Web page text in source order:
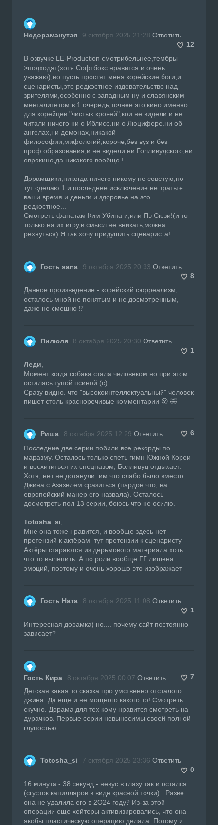
Недораманутая 9 октября 2025 21:28 Ответить
12
В озвучке LE-Production смотрибельнее,тембры
>подходят(хотя Софтбокс нравится и очень
уважаю),но пусть простят меня корейские боги,и
сценаристы,это редкостное издевательство над
зрителями,особенно с западным ну и славянским
менталитетом в 1 очередь,точнее это кино именно
для корейцев "чистых кровей",кои не видели и не
читали ничего ни о Иблисе,ни о Люцифере,ни об
ангелах,ни демонах,никакой
философии,мифологий,короче,без вуз и без
проф.образования,и не видели ни Голливудского,ни
еврокино,да никакого вообще !
Дорамщики,никогда ничего никому не советую,но
тут сделаю 1 и последнее исключение:не тратьте
ваши время и деньги и здоровье на это
редкостное...
Смотреть фанатам Ким Убина и,или Пэ Сюзи!(и то
только на их игру,в смысл не вникать,можна
рехнуться).Я так хочу придушить сценариста!..
Гость sana 9 октября 2025 20:33 Ответить
8
Данное произведение - корейский сюрреализм,
осталось мной не понятым и не досмотренным,
даже не смешно ⁉️
Пилюля 8 октября 2025 20:30 Ответить
1
Леди
Момент когда собака стала человеком но при этом
осталась тупой псиной (с)
Сразу видно, что "высокоинтеллектуальный" человек
пишет столь красноречивые комментарии 😵 🤣
Риша 8 октября 2025 12:29 Ответить
6
Последние две серии побили все рекорды по
маразму. Осталось только спеть гимн Южной Кореи
и восхититься их спецназом, Болливуд отдыхает.
Хотя, нет не дотянули. им что слабо было вместо
Джина с Азазелем сразиться (пардон что, на
европейский манер его назвала). Осталось
досмотреть пол 13 серии, боюсь что не осилю.
Totosha_si
Мне она тоже нравится, и вообще здесь нет
претензий к актёрам, тут претензии к сценаристу.
Актёры стараются из дерьмового материала хоть
что то вылепить. А по роли вообще ГГ лишена
эмоций, поэтому и очень хорошо это изображает.
Гость Ната 8 октября 2025 11:08 Ответить
1
Интересная дорамка) но.... почему сайт постоянно
зависает?
Гость Кира 8 октября 2025 00:07 Ответить
7
Детская какая то сказка про умственно отсталого
джина. Да еще и не мощного какого то! Смотреть
скучно. Дорама для тех кому нравится смотреть на
дурачков. Первые серии невыносимы своей полной
глупостью.
Totosha_si 7 октября 2025 23:36 Ответить
0
16 минута - 38 секунд - невус в глазу так и остался
(сгусток капилляров в виде красной точки) . Разве
она не удалила его в 2О24 году? Из-за этой
операции еще хейтеры активизировались, что она
якобы пластическую операцию делала. Потому и